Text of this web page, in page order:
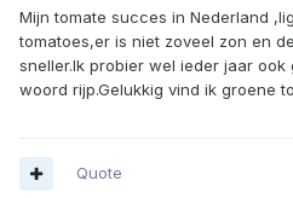
Mijn tomate succes in Nederland
tomatoes,er is niet zoveel zon en
sneller.Ik probier wel ieder jaar
woord rijp.Gelukkig vind ik groene
Quote